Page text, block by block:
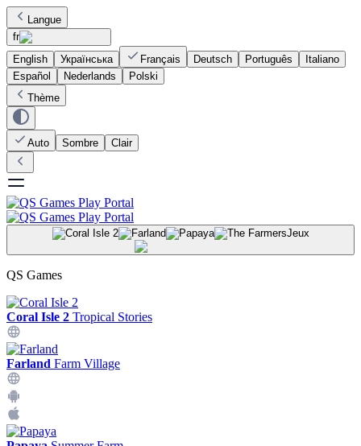
Langue
fr
English
Українська Français Deutsch Português
Italiano
Español
Nederlands
Polski
Thème
Auto Sombre Clair
Jeux
QS Games
Coral Isle 2 Tropical Stories
Farland Farm Village